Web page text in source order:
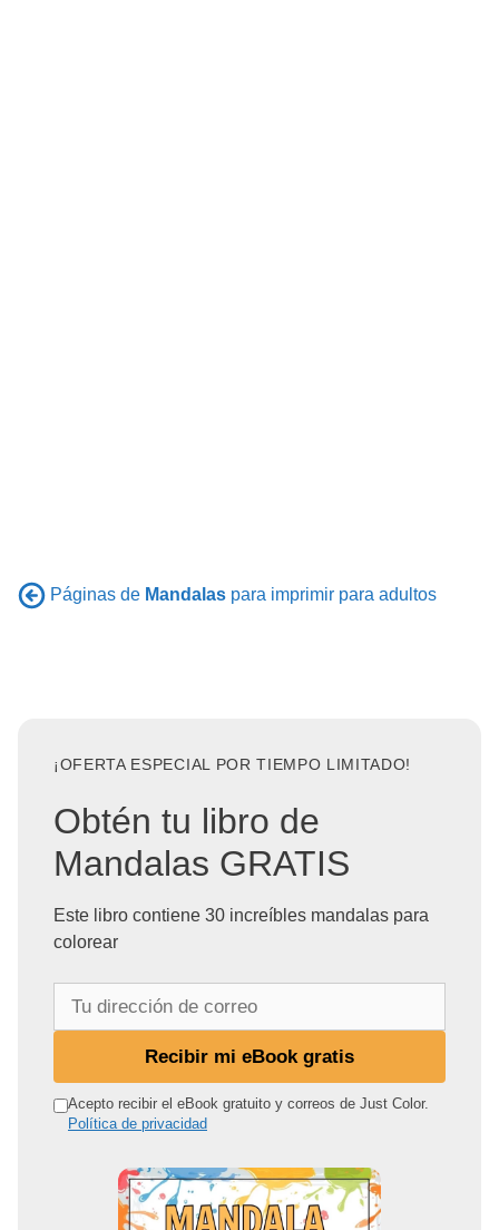
Páginas de Mandalas para imprimir para adultos
¡OFERTA ESPECIAL POR TIEMPO LIMITADO!
Obtén tu libro de
Mandalas GRATIS
Este libro contiene 30 increíbles mandalas para
colorear
r
Recibir mi eBook gratis
Acepto recibir el eBook gratuito y correos de Just Color.
Política de privacidad